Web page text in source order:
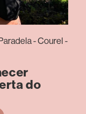
- Courel -
do